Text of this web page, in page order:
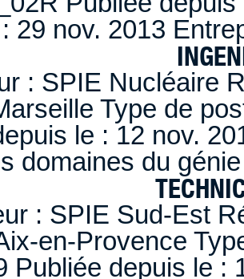
: 29 nov. 2013
: SPIE Nucléaire
Type de
le : 12 nov.
domaines du
: SPIE Sud-Est
en-Provence
Publiée depuis le :